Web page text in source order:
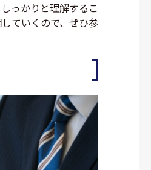
っかりと理解するこ
ていくので、ぜひ参